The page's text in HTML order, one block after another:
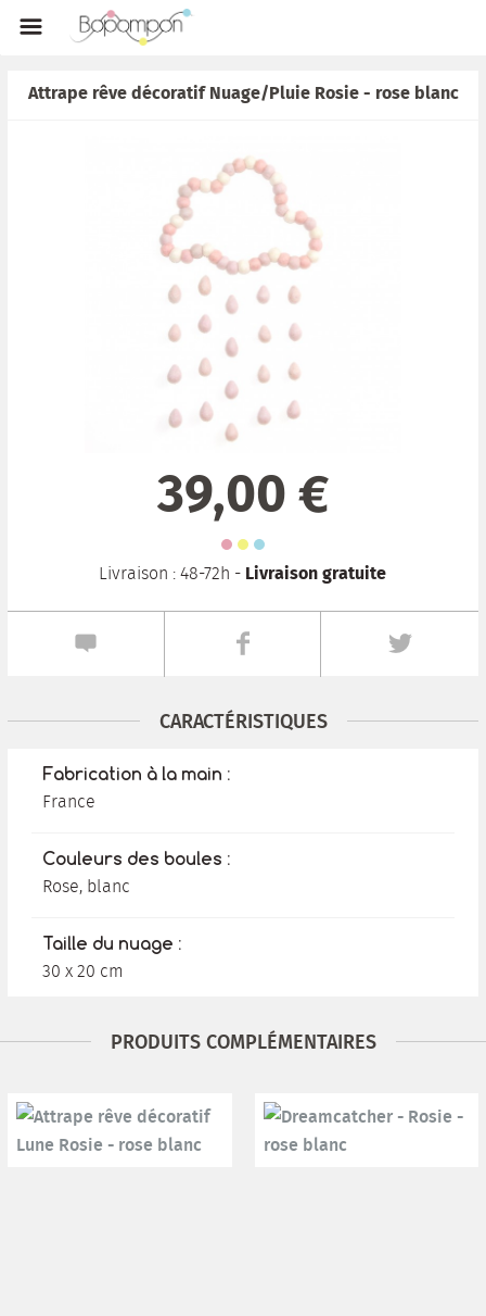
Attrape rêve décoratif Nuage/Pluie Rosie - rose blanc
39,00 €
Livraison : 48-72h - Livraison gratuite
CARACTÉRISTIQUES
Fabrication à la main :
France
Couleurs des boules :
Rose, blanc
Taille du nuage :
30 x 20 cm
PRODUITS COMPLÉMENTAIRES